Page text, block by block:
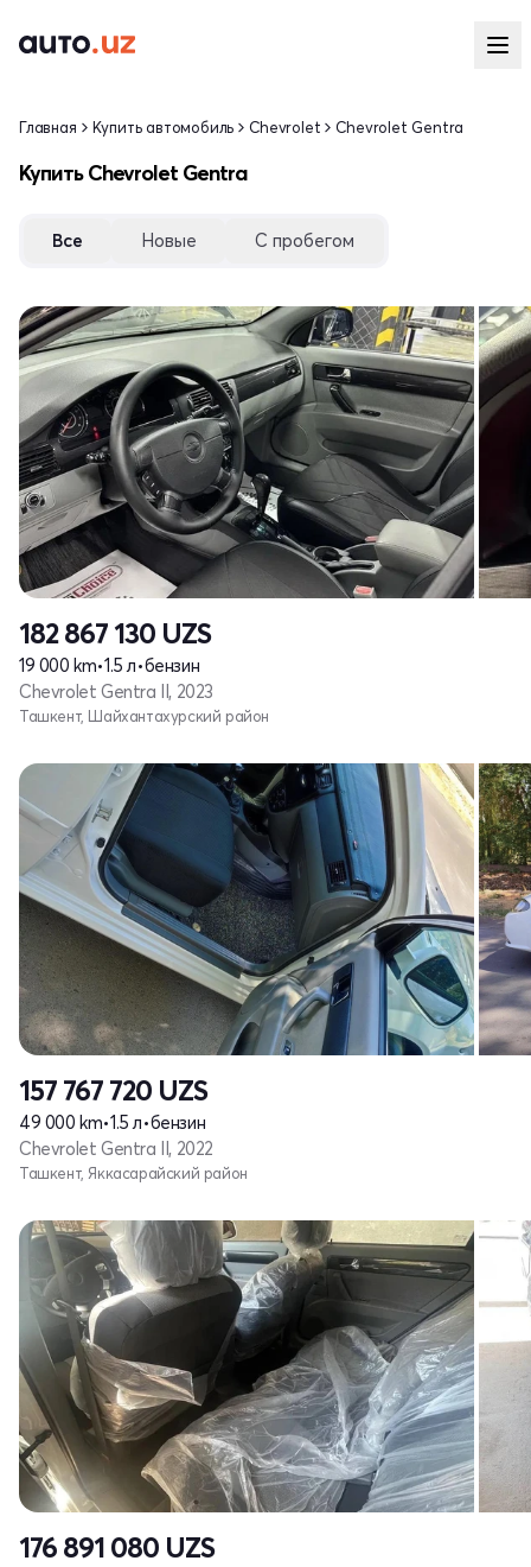
Главная Купить автомобиль Chevrolet Chevrolet Gentra
Купить Chevrolet Gentra
Все Новые С пробегом
182 867 130 UZS
19 000 km•1.5 л•бензин
Chevrolet Gentra II, 2023
Ташкент, Шайхантахурский район
157 767 720 UZS
49 000 km•1.5 л•бензин
Chevrolet Gentra II, 2022
Ташкент, Яккасарайский район
176 891 080 UZS